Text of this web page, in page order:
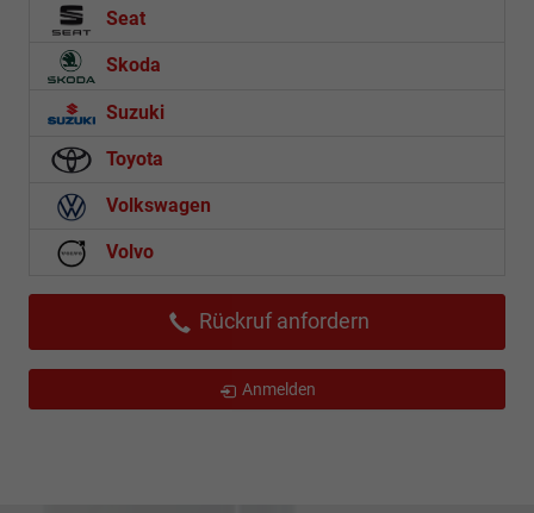
Seat
Skoda
Suzuki
Toyota
Volkswagen
Volvo
Rückruf anfordern
Anmelden